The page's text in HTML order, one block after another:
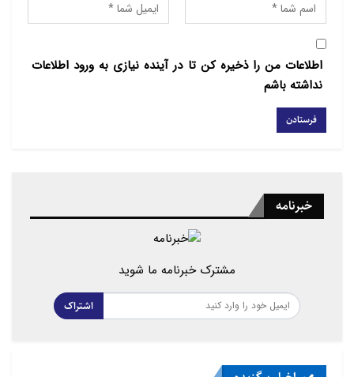
بشردوستانه بیشتری به غزه را بدهد. با این حال او در
سخنان امروز (پنجشنبه) خود نامی از اسرائیل نبرد.
اطلاعات من را ذخیره کن تا در آینده نیازی به ورود اطلاعات
نداشته باشم
خبرنامه
مشترک خبرنامه ما شوید
اشتراک